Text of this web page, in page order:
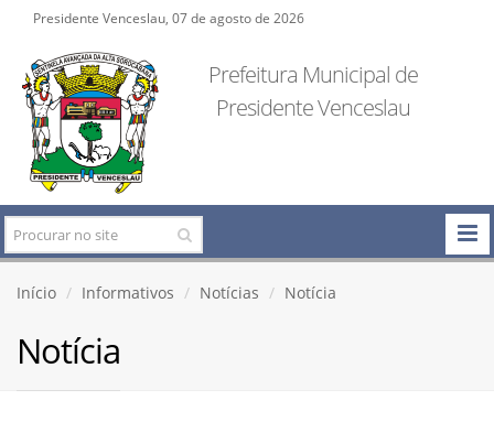
Presidente Venceslau, 07 de agosto de 2026
Prefeitura Municipal de
Presidente Venceslau
Início Informativos Notícias Notícia
Notícia